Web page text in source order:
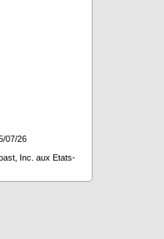
07/26
Inc. aux Etats-